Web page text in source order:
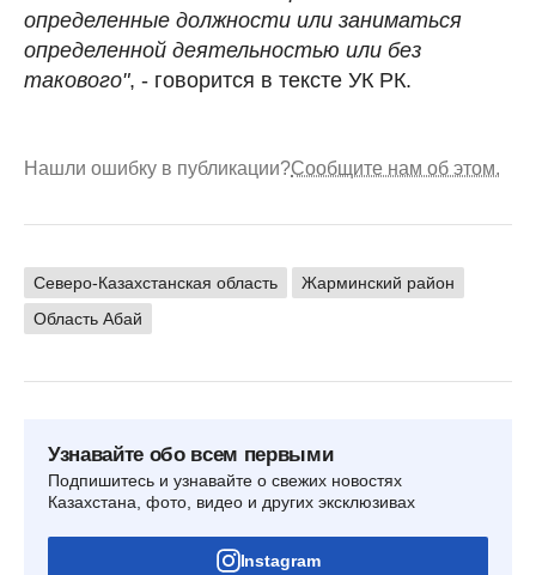
определенные должности или заниматься
определенной деятельностью или без
такового", - говорится в тексте УК РК.
Нашли ошибку в публикации?Сообщите нам об этом.
Северо-Казахстанская область
Жарминский район
Область Абай
Узнавайте обо всем первыми
Подпишитесь и узнавайте о свежих новостях
Казахстана, фото, видео и других эксклюзивах
Instagram